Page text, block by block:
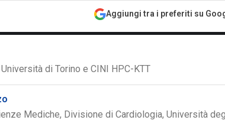
Aggiungi tra i preferiti su
di Torino e CINI HPC-KTT
Mediche, Divisione di Cardiologia, Università